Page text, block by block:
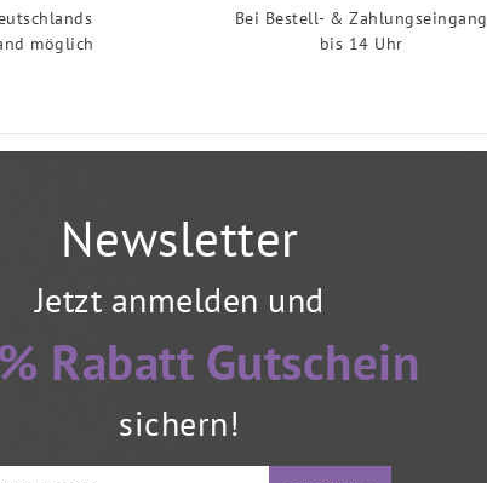
möglich
Bei Bestell- & Zahlungseingang
bis 14 Uhr
Newsletter
Jetzt anmelden und
Rabatt Gutschein
sichern!